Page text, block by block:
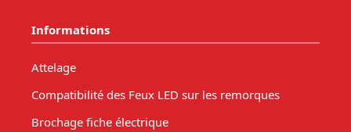
Informations
Attelage
Compatibilité des Feux LED sur les remorques
Brochage fiche électrique